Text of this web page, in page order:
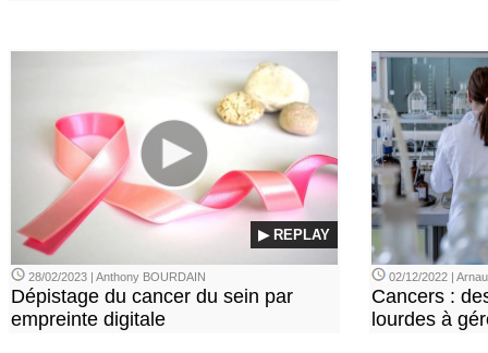
▶ REPLAY
28/02/2023 | Anthony BOURDAIN
Dépistage du cancer du sein par
empreinte digitale
02/12/2022 |
Cancers :
lourdes à